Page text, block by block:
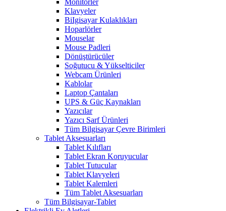
Monitörler
Klavyeler
BiIgisayar Kulaklıkları
Hoparlörler
Mouselar
Mouse Padleri
Dönüştürücüler
Soğutucu & Yükselticiler
Webcam Ürünleri
Kablolar
Laptop Çantaları
UPS & Güç Kaynakları
Yazıcılar
Yazıcı Sarf Ürünleri
Tüm Bilgisayar Çevre Birimleri
Tablet Aksesuarları
Tablet Kılıfları
Tablet Ekran Koruyucular
Tablet Tutucular
Tablet Klavyeleri
Tablet Kalemleri
Tüm Tablet Aksesuarları
Tüm Bilgisayar-Tablet